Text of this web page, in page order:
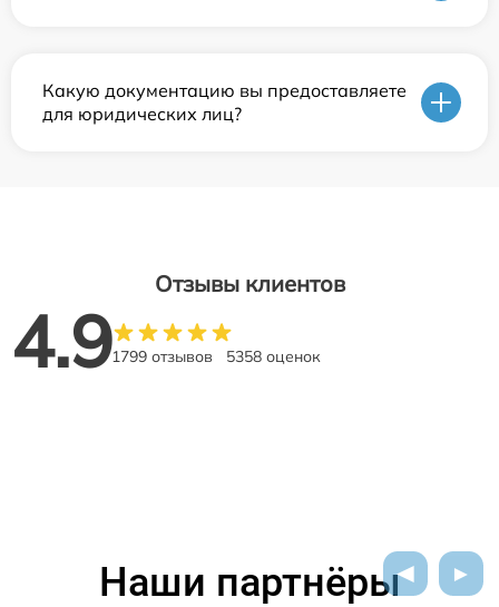
Какую документацию вы предоставляете
для юридических лиц?
Отзывы клиентов
4.91799 отзывов 5358 оценок
Наши партнёры